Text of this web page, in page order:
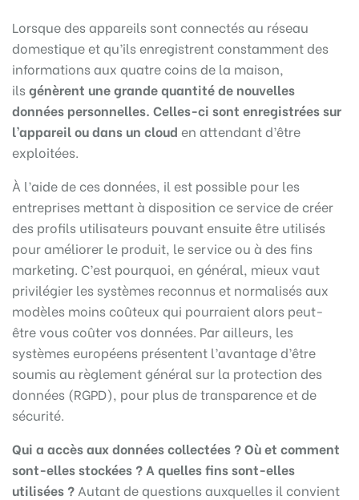
Lorsque des appareils sont connectés au réseau
domestique et qu’ils enregistrent constamment des
informations aux quatre coins de la maison,
ilsgénèrent une grande quantité de nouvelles
données personnelles. Celles-ci sont enregistrées sur
l’appareil ou dans un cloud en attendant d’être
exploitées.
À l’aide de ces données, il est possible pour les
entreprises mettant à disposition ce service de créer
des profils utilisateurs pouvant ensuite être utilisés
pour améliorer le produit, le service ou à des fins
marketing. C’est pourquoi, en général, mieux vaut
privilégier les systèmes reconnus et normalisés aux
modèles moins coûteux qui pourraient alors peut-
être vous coûter vos données. Par ailleurs, les
systèmes européens présentent l’avantage d’être
soumis au règlement général sur la protection des
données (RGPD), pour plus de transparence et de
sécurité.
Qui a accès aux données collectées ? Où et comment
sont-elles stockées ? A quelles fins sont-elles
utilisées ? Autant de questions auxquelles il convient